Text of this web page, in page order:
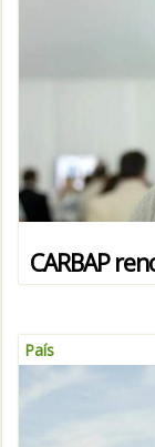
CARBAP
País